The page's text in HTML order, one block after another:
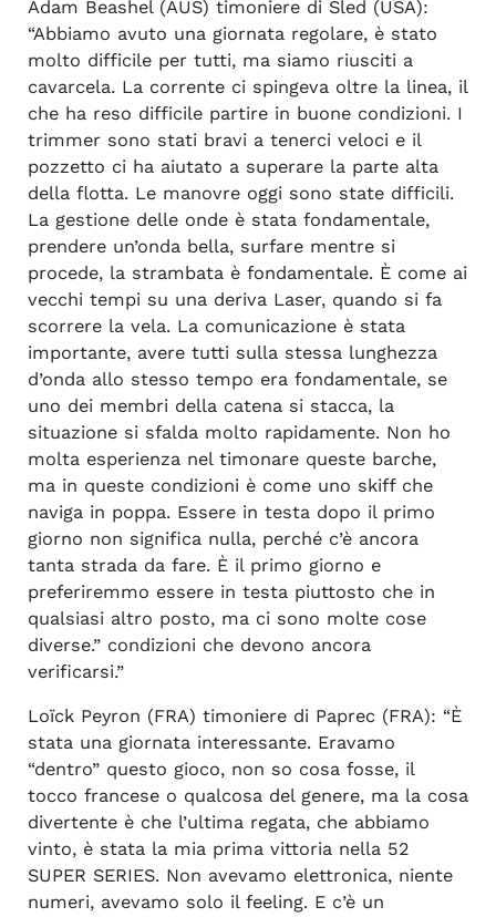
Adam Beashel (AUS) timoniere di Sled (USA):
“Abbiamo avuto una giornata regolare, è stato
molto difficile per tutti, ma siamo riusciti a
cavarcela. La corrente ci spingeva oltre la linea, il
che ha reso difficile partire in buone condizioni. I
trimmer sono stati bravi a tenerci veloci e il
pozzetto ci ha aiutato a superare la parte alta
della flotta. Le manovre oggi sono state difficili.
La gestione delle onde è stata fondamentale,
prendere un’onda bella, surfare mentre si
procede, la strambata è fondamentale. È come ai
vecchi tempi su una deriva Laser, quando si fa
scorrere la vela. La comunicazione è stata
importante, avere tutti sulla stessa lunghezza
d’onda allo stesso tempo era fondamentale, se
uno dei membri della catena si stacca, la
situazione si sfalda molto rapidamente. Non ho
molta esperienza nel timonare queste barche,
ma in queste condizioni è come uno skiff che
naviga in poppa. Essere in testa dopo il primo
giorno non significa nulla, perché c’è ancora
tanta strada da fare. È il primo giorno e
preferiremmo essere in testa piuttosto che in
qualsiasi altro posto, ma ci sono molte cose
diverse.” condizioni che devono ancora
verificarsi.”
Loïck Peyron (FRA) timoniere di Paprec (FRA): “È
stata una giornata interessante. Eravamo
“dentro” questo gioco, non so cosa fosse, il
tocco francese o qualcosa del genere, ma la cosa
divertente è che l’ultima regata, che abbiamo
vinto, è stata la mia prima vittoria nella 52
SUPER SERIES. Non avevamo elettronica, niente
numeri, avevamo solo il feeling. E c’è un